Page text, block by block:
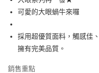
街口支付
悠遊付
AFTEE先享後付
相關說明
可愛的大眼蝸牛來囉
採用超優質面料，觸感佳
擁有完美品質。
銷售重點